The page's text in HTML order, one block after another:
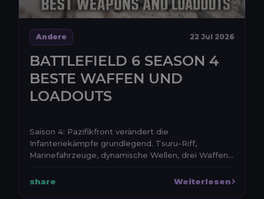
Andere 22 Jul 2026
BATTLEFIELD 6 SEASON 4
BESTE WAFFEN UND
LOADOUTS
Saison 4: Pazifikfront verändert die
Infanteriekämpfe grundlegend. Tsuru-Riff,
Marinefahrzeuge, dynamische Wellen, drei Waffen
share
Weiterlesen